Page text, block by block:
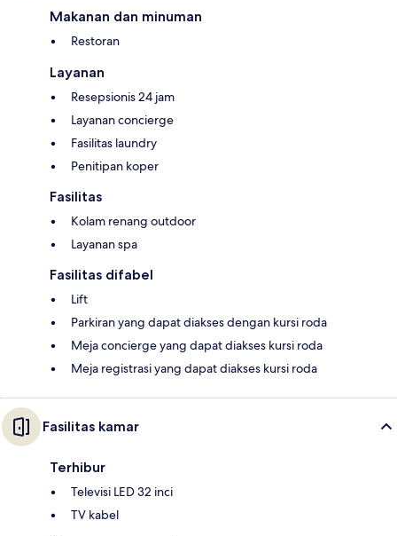
Makanan dan minuman
Restoran
Layanan
Resepsionis 24 jam
Layanan concierge
Fasilitas laundry
Penitipan koper
Fasilitas
Kolam renang outdoor
Layanan spa
Fasilitas difabel
Lift
Parkiran yang dapat diakses dengan kursi roda
Meja concierge yang dapat diakses kursi roda
Meja registrasi yang dapat diakses kursi roda
Fasilitas kamar
Terhibur
Televisi LED 32 inci
TV kabel